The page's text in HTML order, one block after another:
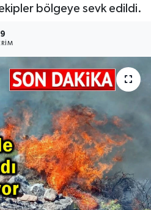
bölgeye sevk edildi.